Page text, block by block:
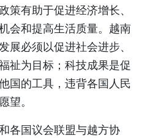
策有助于促进经济增长、
会和提高生活质量。越南
展必须以促进社会进步、
祉为目标；科技成果是促
国的工具，违背各国人民
望。
各国议会联盟与越方协